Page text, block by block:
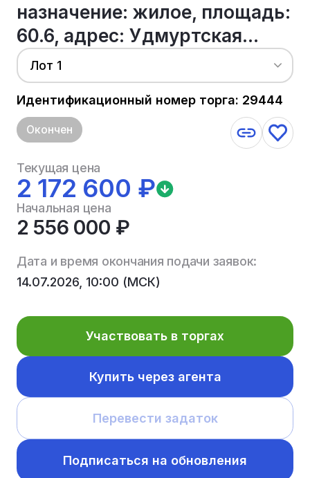
назначение: жилое, площадь:
60.6, адрес: Удмуртская...
Лот 1
Идентификационный номер торга: 29444
Окончен
Текущая цена
2 172 600 ₽
Начальная цена
2 556 000 ₽
Дата и время окончания подачи заявок:
14.07.2026, 10:00 (МСК)
Участвовать в торгах
Купить через агента
Перевести задаток
Подписаться на обновления